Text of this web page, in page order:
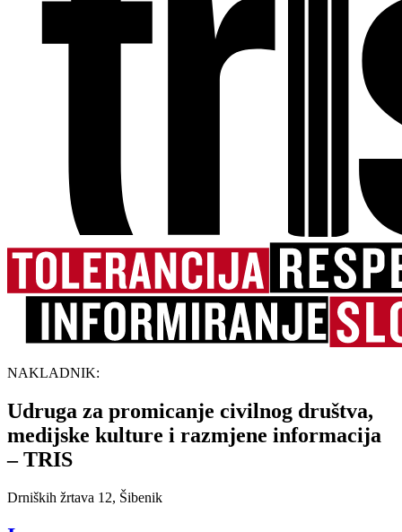
NAKLADNIK:
Udruga za promicanje civilnog društva,
medijske kulture i razmjene informacija
– TRIS
Drniških žrtava 12, Šibenik